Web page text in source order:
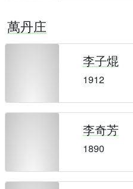
萬丹庄
李子焜
1912
李奇芳
1890